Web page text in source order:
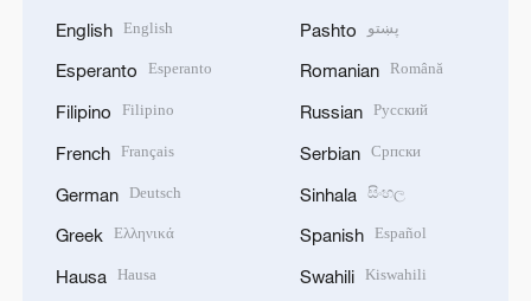
English English
Esperanto Esperanto
Filipino Filipino
French Français
German Deutsch
Greek Ελληνικά
Hausa Hausa
Pashto پښتو
Romanian Română
Russian Русский
Serbian Српски
Sinhala සිංහල
Spanish Español
Swahili Kiswahili